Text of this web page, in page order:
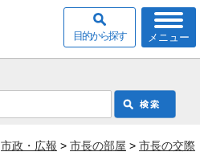
メニュー
目的から探す
市政・広報 > 市長の部屋 > 市長の交際